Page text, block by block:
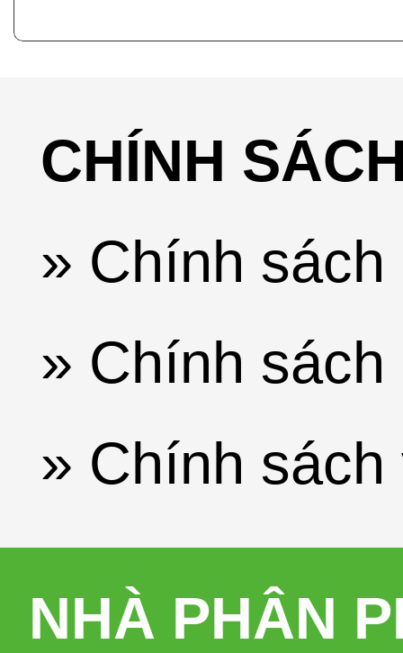
CHÍNH
» Chính
» Chính
» Chính
NHÀ PHÂN